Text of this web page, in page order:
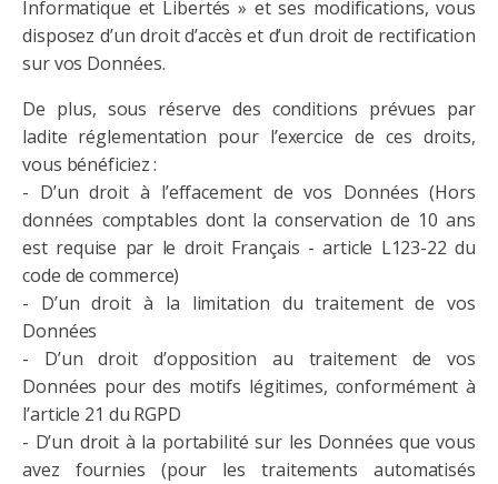
Informatique et Libertés » et ses modifications, vous
disposez d’un droit d’accès et d’un droit de rectification
sur vos Données.
De plus, sous réserve des conditions prévues par
ladite réglementation pour l’exercice de ces droits,
vous bénéficiez :
- D’un droit à l’effacement de vos Données (Hors
données comptables dont la conservation de 10 ans
est requise par le droit Français - article L123-22 du
code de commerce)
- D’un droit à la limitation du traitement de vos
Données
- D’un droit d’opposition au traitement de vos
Données pour des motifs légitimes, conformément à
l’article 21 du RGPD
- D’un droit à la portabilité sur les Données que vous
avez fournies (pour les traitements automatisés